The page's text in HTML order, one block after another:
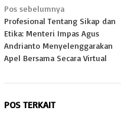
Navigasi
pos
Pos sebelumnya
Profesional Tentang Sikap dan
Etika: Menteri Impas Agus
Andrianto Menyelenggarakan
Apel Bersama Secara Virtual
POS TERKAIT